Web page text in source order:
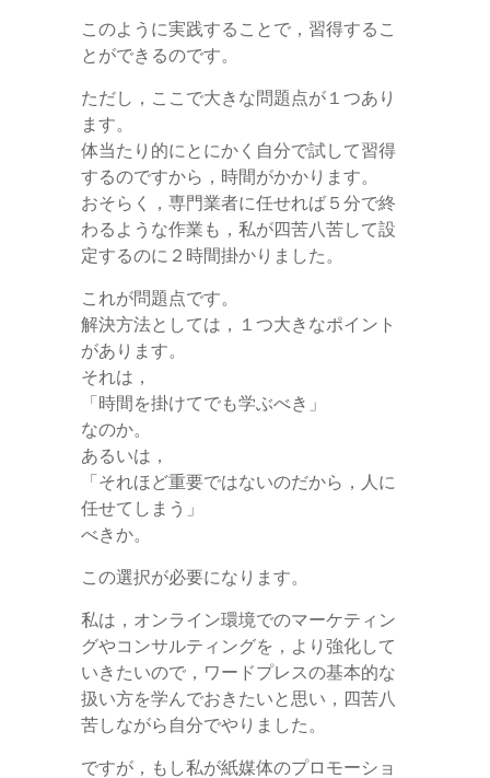
このように実践することで，習得するこ
とができるのです。
ただし，ここで大きな問題点が１つあり
ます。
体当たり的にとにかく自分で試して習得
するのですから，時間がかかります。
おそらく，専門業者に任せれば５分で終
わるような作業も，私が四苦八苦して設
定するのに２時間掛かりました。
これが問題点です。
解決方法としては，１つ大きなポイント
があります。
それは，
「時間を掛けてでも学ぶべき」
なのか。
あるいは，
「それほど重要ではないのだから，人に
任せてしまう」
べきか。
この選択が必要になります。
私は，オンライン環境でのマーケティン
グやコンサルティングを，より強化して
いきたいので，ワードプレスの基本的な
扱い方を学んでおきたいと思い，四苦八
苦しながら自分でやりました。
ですが，もし私が紙媒体のプロモーショ